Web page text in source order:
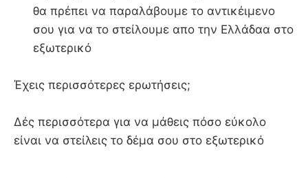
θα πρέπει να παραλάβουμε το αντικέιμενο
σου για να το στείλουμε απο την Ελλάδαα στο
εξωτερικό
Έχεις περισσότερες ερωτήσεις;
Δές περισσότερα για να μάθεις πόσο εύκολο
είναι να στείλεις το δέμα σου στο εξωτερικό